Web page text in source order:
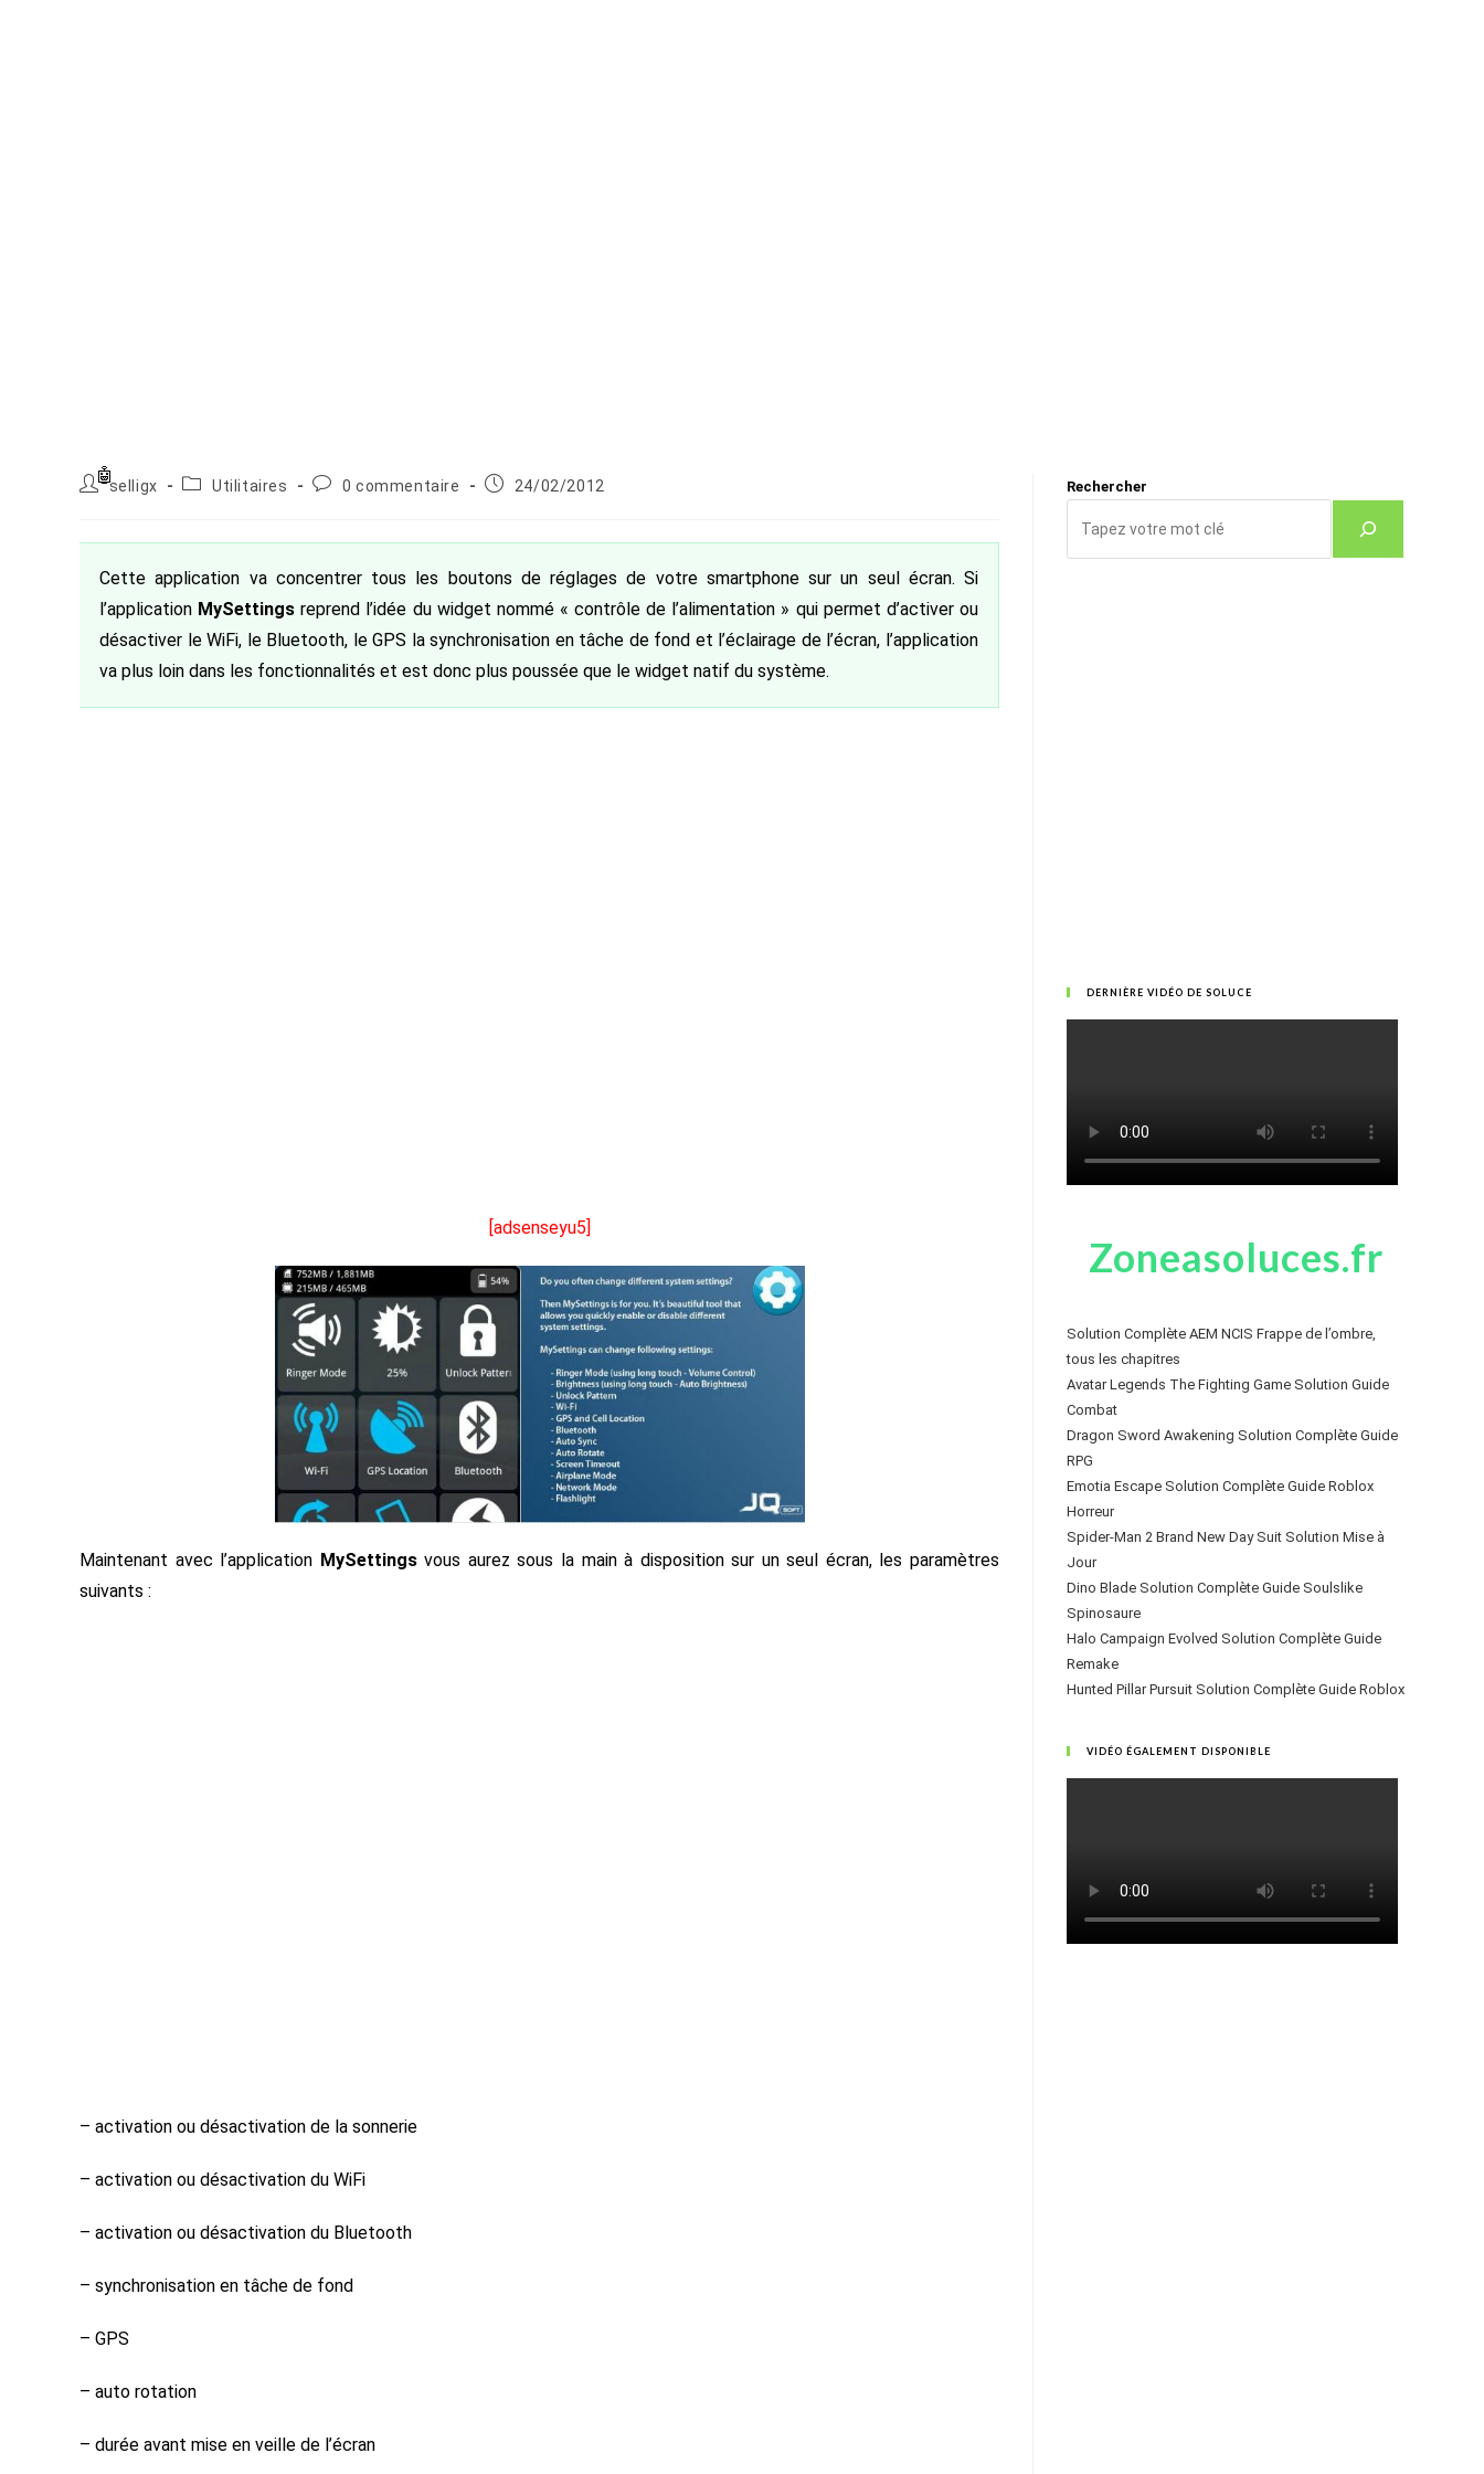
Auteur/autrice
publication :
selligx
PostUtilitaires
Commentaires
publication :
0 commentaire
Publication
24/02/2012
Cette application va concentrer tous les boutons de réglages de votre smartphone sur un seul écran. Si
l’application MySettings reprend l’idée du widget nommé « contrôle de l’alimentation » qui permet d’activer ou
désactiver le WiFi, le Bluetooth, le GPS la synchronisation en tâche de fond et l’éclairage de l’écran, l’application
va plus loin dans les fonctionnalités et est donc plus poussée que le widget natif du système.
[adsenseyu5]
Maintenant avec l’application MySettingsvous aurez sous la main à disposition sur un seul écran, les paramètres
suivants :
– activation ou désactivation de la sonnerie
– activation ou désactivation du WiFi
– activation ou désactivation du Bluetooth
– synchronisation en tâche de fond
– GPS
– auto rotation
– durée avant mise en veille de l’écran
Rechercher
DERNIÈRE VIDÉO DE SOLUCE
Zoneasoluces.fr
Solution Complète AEM NCIS Frappe de l’ombre,
tous les chapitres
Avatar Legends The Fighting Game Solution Guide
Combat
Dragon Sword Awakening Solution Complète Guide
RPG
Emotia Escape Solution Complète Guide Roblox
Horreur
Spider-Man 2 Brand New Day Suit Solution Mise à
Jour
Dino Blade Solution Complète Guide Soulslike
Spinosaure
Halo Campaign Evolved Solution Complète Guide
Remake
Hunted Pillar Pursuit Solution Complète Guide Roblox
VIDÉO ÉGALEMENT DISPONIBLE